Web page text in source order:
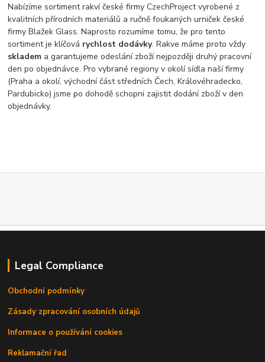
Nabízíme sortiment rakví české firmy CzechProject vyrobené z
kvalitních přírodních materiálů a ručně foukaných urniček české
firmy Blažek Glass. Naprosto rozumíme tomu, že pro tento
sortiment je klíčová rychlost dodávky. Rakve máme proto vždy
skladem a garantujeme odeslání zboží nejpozději druhý pracovní
den po objednávce. Pro vybrané regiony v okolí sídla naší firmy
(Praha a okolí, východní část středních Čech, Královéhradecko,
Pardubicko) jsme po dohodě schopni zajistit dodání zboží v den
objednávky.
Legal Compliance
Obchodní podmínky
Zásady zpracování osobních údajů
Informace o používání cookies
Reklamační řad